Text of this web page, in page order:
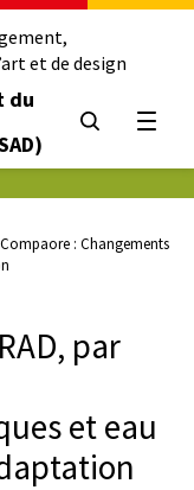
et de design
du
: Changements
par
et eau